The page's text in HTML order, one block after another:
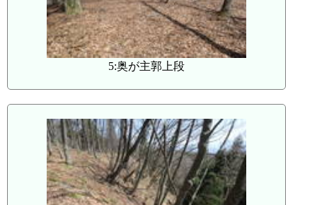
5:奥が主郭上段